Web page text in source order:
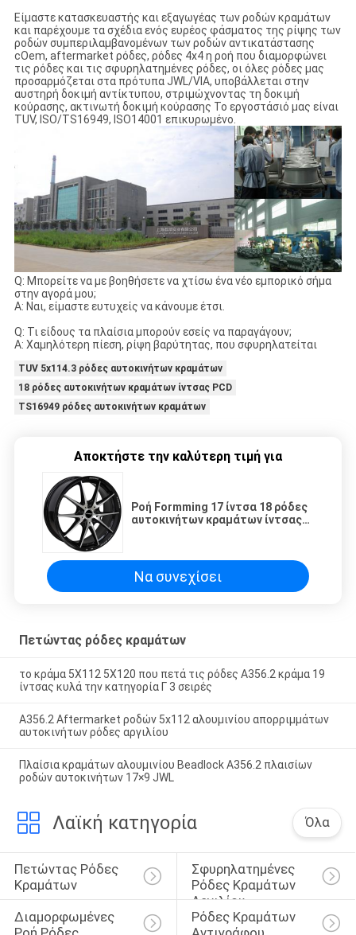
Είμαστε κατασκευαστής και εξαγωγέας των ροδών κραμάτων
και παρέχουμε τα σχέδια ενός ευρέος φάσματος της ρίψης των
ροδών συμπεριλαμβανομένων των ροδών αντικατάστασης
cOem, aftermarket ρόδες, ρόδες 4x4 η ροή που διαμορφώνει
τις ρόδες και τις σφυρηλατημένες ρόδες, οι όλες ρόδες μας
προσαρμόζεται στα πρότυπα JWL/VIA, υποβάλλεται στην
αυστηρή δοκιμή αντίκτυπου, στριμώχνοντας τη δοκιμή
κούρασης, ακτινωτή δοκιμή κούρασης Το εργοστάσιό μας είναι
TUV, ISO/TS16949, ISO14001 επικυρωμένο.
Q: Μπορείτε να με βοηθήσετε να χτίσω ένα νέο εμπορικό σήμα
στην αγορά μου;
Α: Ναι, είμαστε ευτυχείς να κάνουμε έτσι.
Q: Τι είδους τα πλαίσια μπορούν εσείς να παραγάγουν;
Α: Χαμηλότερη πίεση, ρίψη βαρύτητας, που σφυρηλατείται
TUV 5x114.3 ρόδες αυτοκινήτων κραμάτων
18 ρόδες αυτοκινήτων κραμάτων ίντσας PCD
TS16949 ρόδες αυτοκινήτων κραμάτων
Αποκτήστε την καλύτερη τιμή για
Ροή Formming 17 ίντσα 18 ρόδες
αυτοκινήτων κραμάτων ίντσας
Να συνεχίσει
Πετώντας ρόδες κραμάτων
το κράμα 5X112 5X120 που πετά τις ρόδες A356.2 κράμα 19
ίντσας κυλά την κατηγορία Γ 3 σειρές
A356.2 Aftermarket ροδών 5x112 αλουμινίου απορριμμάτων
αυτοκινήτων ρόδες αργιλίου
Πλαίσια κραμάτων αλουμινίου Beadlock A356.2 πλαισίων
ροδών αυτοκινήτων 17×9 JWL
Λαϊκή κατηγορία Όλα
Πετώντας Ρόδες
Κραμάτων
Σφυρηλατημένες
Ρόδες Κραμάτων
Αργιλίου
Διαμορφωμένες
Ρόδες Κραμάτων